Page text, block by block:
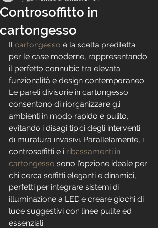
Controsoffitto in
cartongesso
Il cartongesso è la scelta prediletta
per le case moderne, rappresentando
il perfetto connubio tra elevata
funzionalità e design contemporaneo.
Le pareti divisorie in cartongesso
consentono di riorganizzare gli
ambienti in modo rapido e pulito,
evitando i disagi tipici degli interventi
di muratura invasivi. Parallelamente, i
controsoffitti e i ribassamenti in
cartongesso sono l'opzione ideale per
chi cerca soffitti eleganti e dinamici,
perfetti per integrare sistemi di
illuminazione a LED e creare giochi di
luce suggestivi con linee pulite ed
essenziali.